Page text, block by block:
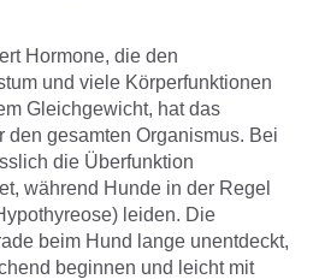
Hormone, die den
und viele Körperfunktionen
Gleichgewicht, hat das
gesamten Organismus. Bei
die Überfunktion
während Hunde in der Regel
leiden. Die
beim Hund lange unentdeckt,
beginnen und leicht mit